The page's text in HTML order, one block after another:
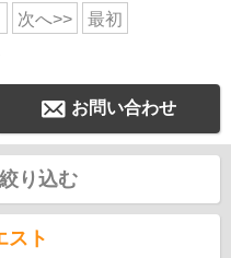
次へ>> 最初
お問い合わせ
り込む
スト